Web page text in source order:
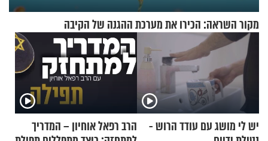
מקור השראה: הכירו את מערכת ההגנה של הקיבה
יש לי מושג עם עודד הרוש -
הרב רפאל אוחיון – המדריך